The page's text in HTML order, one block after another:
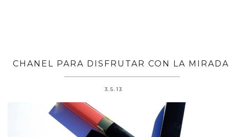
CHANEL PARA DISFRUTAR CON LA
3.5.13